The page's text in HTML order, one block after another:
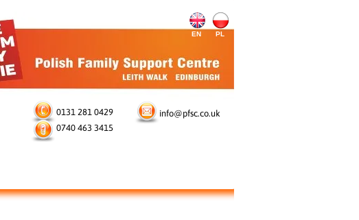
EN
info@pfsc.co.uk
0131 281 0429
0740 463 3415
PL